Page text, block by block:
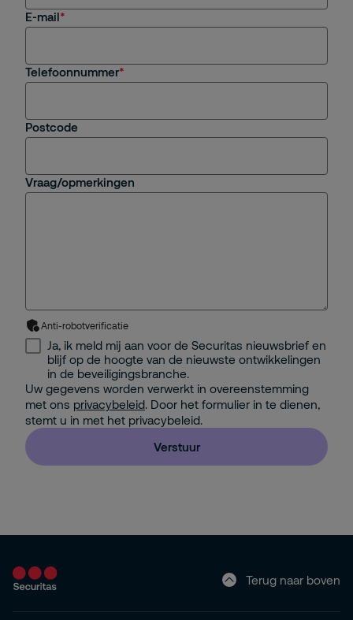
E-mail
Telefoonnummer
Postcode
Vraag/opmerkingen
Anti-robotverificatie
Ja, ik meld mij aan voor de Securitas nieuwsbrief en
blijf op de hoogte van de nieuwste ontwikkelingen
in de beveiligingsbranche.
Uw gegevens worden verwerkt in overeenstemming
met ons privacybeleid. Door het formulier in te dienen,
stemt u in met het privacybeleid.
Verstuur
Terug naar boven